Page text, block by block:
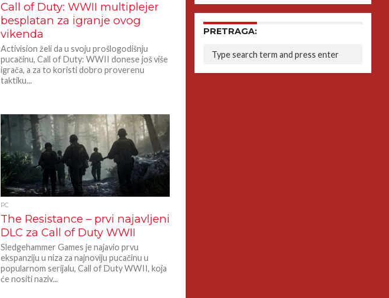
Call of Duty: WWII multiplejer
besplatan za igranje ovog
vikenda
Activision želi da u svoju prošlogodišnju
pucačinu, Call of Duty: WWII donese još više
igrača, a za to koristi dobro proverenu
taktiku...
PC
The Resistance – prvi najavljeni
DLC za Call of Duty WWII
Sledgehammer Games je najavio prvu
ekspanziju u niza za najnoviju pucačinu u
popularnom serijalu, Call of Duty WWII, koja
će nositi naziv...
PRETRAGA: